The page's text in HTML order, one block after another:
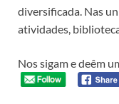
diversificada. Nas
atividades,
Nos sigam e deêm